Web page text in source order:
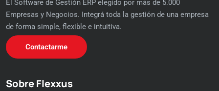
El Software de Gestión ERP elegido por más de 5.000
Empresas y Negocios. Integrá toda la gestión de una empresa
de forma simple, flexible e intuitiva.
Contactarme
Sobre Flexxus